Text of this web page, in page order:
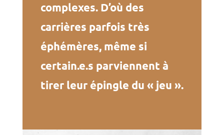
complexes. D’où des
carrières parfois très
éphémères, même si
certain.e.s parviennent à
tirer leur épingle du « jeu ».